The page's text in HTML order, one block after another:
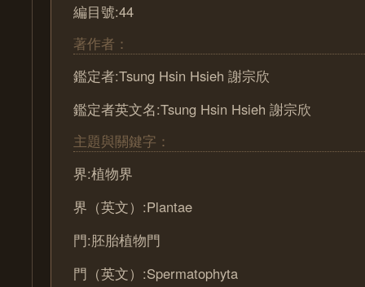
編目號:44
著作者：
鑑定者:Tsung Hsin Hsieh 謝宗欣
鑑定者英文名:Tsung Hsin Hsieh 謝宗欣
主題與關鍵字：
界:植物界
界（英文）:Plantae
門:胚胎植物門
門（英文）:Spermatophyta